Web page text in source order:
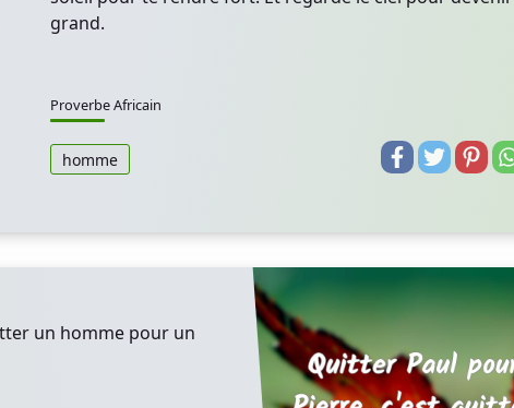
grand.
Proverbe Africain
homme
un homme pour un